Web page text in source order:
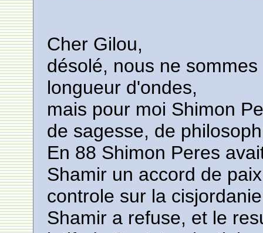
Cher Gilou,
désolé, nous ne
longueur d'ondes,
mais pour moi Shimon
de sagesse, de
En 88 Shimon Peres
Shamir un accord de
controle sur la
Shamir a refuse, et le